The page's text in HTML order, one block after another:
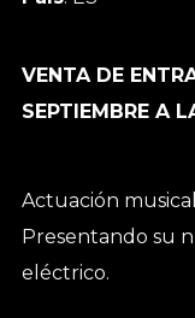
VENTA DE
SEPTIEMBRE A
Actuación
Presentando su
eléctrico.